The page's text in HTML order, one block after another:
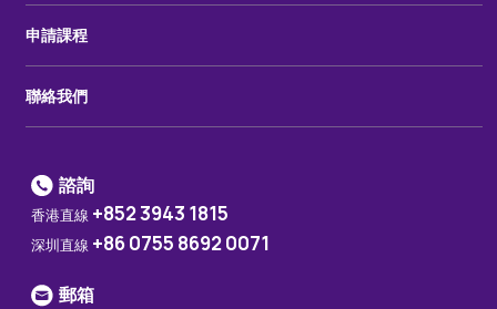
申請課程
聯絡我們
諮詢
香港直線 +852 3943 1815
深圳直線 +86 0755 8692 0071
郵箱